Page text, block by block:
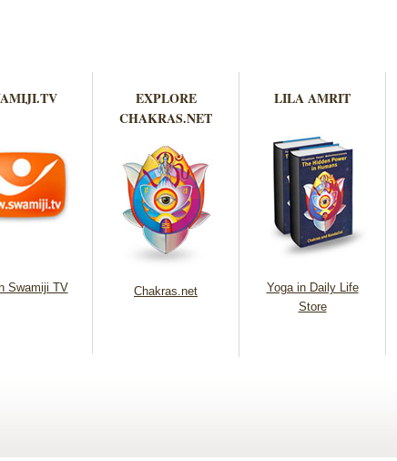
Swamiji TV
EXPLORE
CHAKRAS.NET
Chakras.net
LILA AMRIT
Yoga in Daily Life
Store